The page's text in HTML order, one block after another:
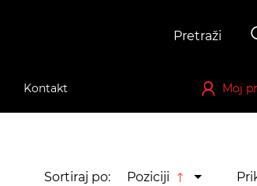
Kontakt Moj
Sortiraj po: Poziciji